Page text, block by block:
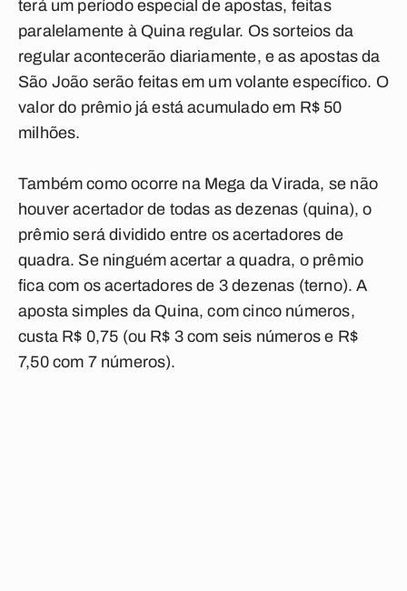
terá um período especial de apostas, feitas
paralelamente à Quina regular. Os sorteios da
regular acontecerão diariamente, e as apostas da
São João serão feitas em um volante específico. O
valor do prêmio já está acumulado em R$ 50
milhões.
Também como ocorre na Mega da Virada, se não
houver acertador de todas as dezenas (quina), o
prêmio será dividido entre os acertadores de
quadra. Se ninguém acertar a quadra, o prêmio
fica com os acertadores de 3 dezenas (terno). A
aposta simples da Quina, com cinco números,
custa R$ 0,75 (ou R$ 3 com seis números e R$
7,50 com 7 números).